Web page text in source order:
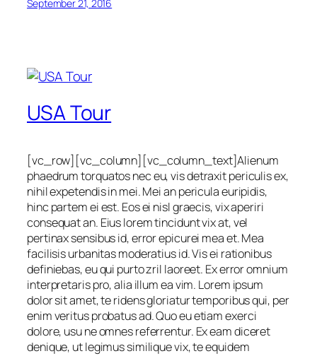
September 21, 2016
USA Tour
[vc_row][vc_column][vc_column_text]Alienum
phaedrum torquatos nec eu, vis detraxit periculis ex,
nihil expetendis in mei. Mei an pericula euripidis,
hinc partem ei est. Eos ei nisl graecis, vix aperiri
consequat an. Eius lorem tincidunt vix at, vel
pertinax sensibus id, error epicurei mea et. Mea
facilisis urbanitas moderatius id. Vis ei rationibus
definiebas, eu qui purto zril laoreet. Ex error omnium
interpretaris pro, alia illum ea vim. Lorem ipsum
dolor sit amet, te ridens gloriatur temporibus qui, per
enim veritus probatus ad. Quo eu etiam exerci
dolore, usu ne omnes referrentur. Ex eam diceret
denique, ut legimus similique vix, te equidem